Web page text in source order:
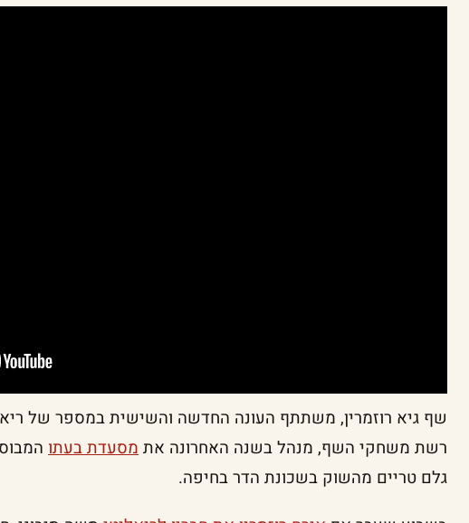
שף גיא רוזמרין, משתתף העונה החדשה והשישית במספר של
רשת משחקי השף, מנהל בשנה האחרונה אתמסעדת בעתו
גלם טריים מהשוק בשכונת הדר בחיפה.